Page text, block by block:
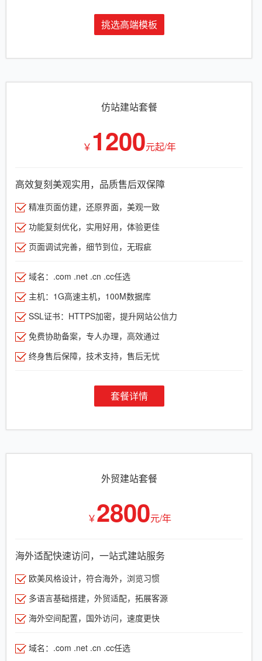
挑选高端模板
仿站建站套餐
￥ 1200元起/年
高效复刻美观实用，品质售后双保障
精准页面仿建，还原界面，美观一致
功能复刻优化，实用好用，体验更佳
页面调试完善，细节到位，无瑕疵
域名：.com .net .cn .cc任选
主机：1G高速主机，100M数据库
SSL证书：HTTPS加密，提升网站公信力
免费协助备案，专人办理，高效通过
终身售后保障，技术支持，售后无忧
套餐详情
外贸建站套餐
￥2800元/年
海外适配快速访问，一站式建站服务
欧美风格设计，符合海外，浏览习惯
多语言基础搭建，外贸适配，拓展客源
海外空间配置，国外访问，速度更快
域名：.com .net .cn .cc任选